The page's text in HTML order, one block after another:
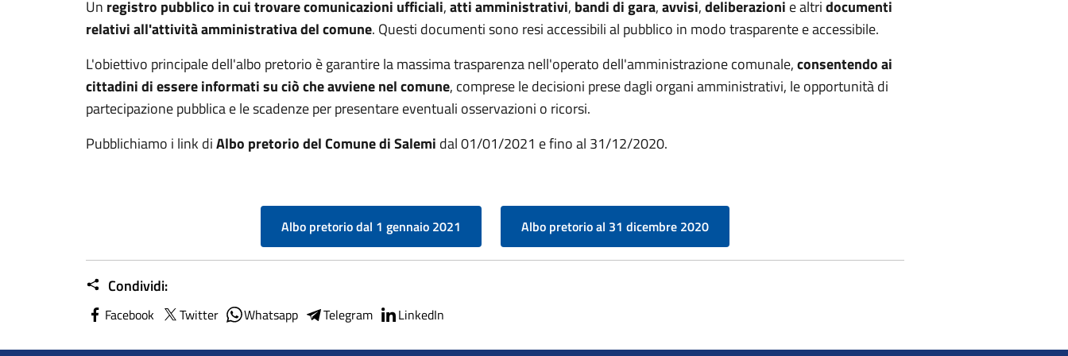
Un registro pubblico in cui trovare comunicazioni ufficiali,atti amministrativi, bandi di gara,avvisi,deliberazioni e altridocumenti
relativi all'attività amministrativa del comune. Questi documenti sono resi accessibili al pubblico in modo trasparente e accessibile.
L'obiettivo principale dell'albo pretorio è garantire la massima trasparenza nell'operato dell'amministrazione comunale,consentendo ai
cittadini di essere informati su ciò che avviene nel comune, comprese le decisioni prese dagli organi amministrativi, le opportunità di
partecipazione pubblica e le scadenze per presentare eventuali osservazioni o ricorsi.
Pubblichiamo i link diAlbo pretorio del Comune di Salemi dal 01/01/2021 e fino al 31/12/2020.
Albo pretorio dal 1 gennaio 2021 Albo pretorio al 31 dicembre 2020
Condividi:
Facebook Twitter Whatsapp Telegram LinkedIn